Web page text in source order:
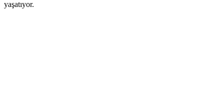
yaşatıyor.